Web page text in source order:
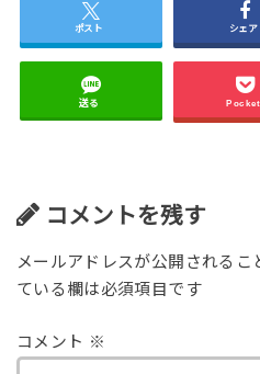
ポスト シェア
送る Pocket
コメントを残す
メールアドレスが公開されるこ
ている欄は必須項目です
コメント ※